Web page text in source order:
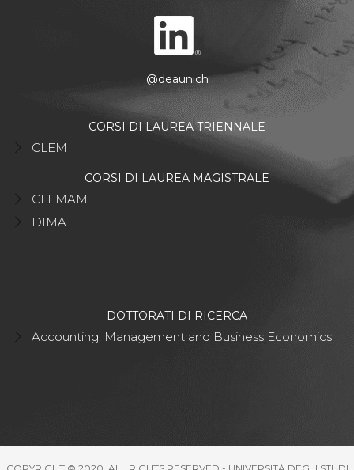
@deaunich
CORSI DI LAUREA TRIENNALE
CLEM
CORSI DI LAUREA MAGISTRALE
CLEMAM
DIMA
DOTTORATI DI RICERCA
Accounting, Management and Business Economics